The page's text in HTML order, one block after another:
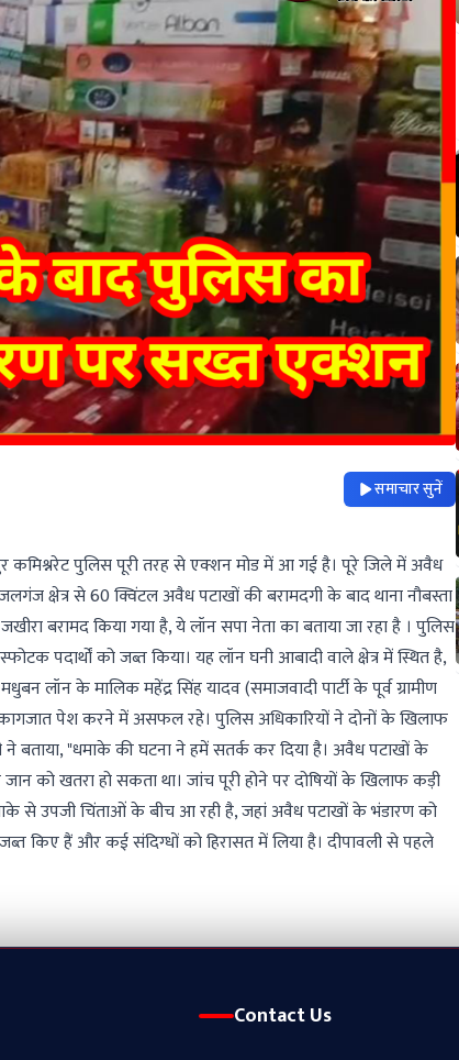
समाचार सुनें
कमिश्नरेट पुलिस पूरी तरह से एक्शन मोड में आ गई है। पूरे जिले में अवैध
क्षेत्र से 60 क्विंटल अवैध पटाखों की बरामदगी के बाद थाना नौबस्ता
बरामद किया गया है, ये लॉन सपा नेता का बताया जा रहा है । पुलिस
पदार्थों को जब्त किया। यह लॉन घनी आबादी वाले क्षेत्र में स्थित है,
लॉन के मालिक महेंद्र सिंह यादव (समाजवादी पार्टी के पूर्व ग्रामीण
पेश करने में असफल रहे। पुलिस अधिकारियों ने दोनों के खिलाफ
ने बताया, "धमाके की घटना ने हमें सतर्क कर दिया है। अवैध पटाखों के
को खतरा हो सकता था। जांच पूरी होने पर दोषियों के खिलाफ कड़ी
से उपजी चिंताओं के बीच आ रही है, जहां अवैध पटाखों के भंडारण को
किए हैं और कई संदिग्धों को हिरासत में लिया है। दीपावली से पहले
Contact Us